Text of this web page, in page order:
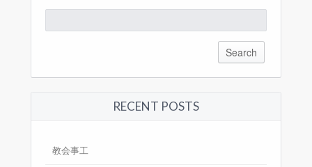
for:
RECENT POSTS
教会事工